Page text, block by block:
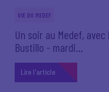
VIE DU MEDEF
Un soir au Medef,
Bustillo - mardi...
Lire l'article